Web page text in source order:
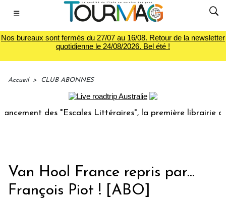
☰
Nos bureaux sont fermés du 27/07 au 16/08. Retour de la newsletter
quotidienne le 24/08/2026. Bel été !
Accueil > CLUB ABONNES
des "Escales Littéraires", la première librairie du voyage
Van Hool France repris par...
François Piot ! [ABO]